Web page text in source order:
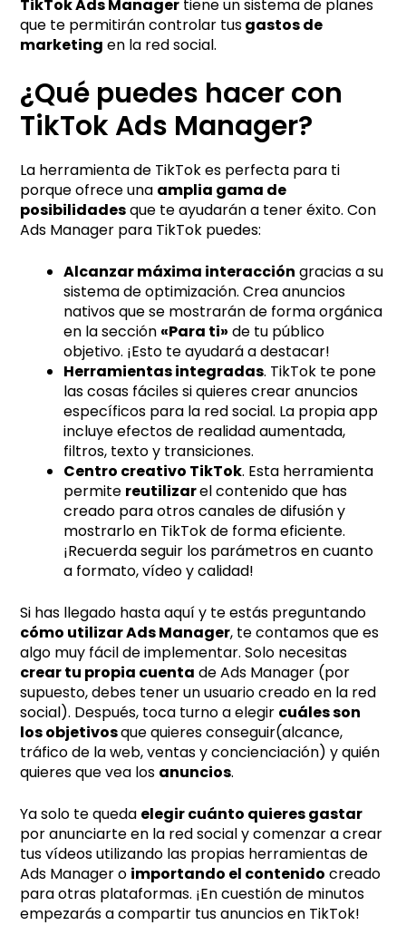
TikTok Ads Manager tiene un sistema de planes
que te permitirán controlar tusgastos de
marketing en la red social.
¿Qué puedes hacer con
TikTok Ads Manager?
La herramienta de TikTok es perfecta para ti
porque ofrece una amplia gama de
posibilidadesque te ayudarán a tener éxito. Con
Ads Manager para TikTok puedes:
Alcanzar máxima interacción gracias a su
sistema de optimización. Crea anuncios
nativos que se mostrarán de forma orgánica
en la sección «Para ti» de tu público
objetivo. ¡Esto te ayudará a destacar!
Herramientas integradas. TikTok te pone
las cosas fáciles si quieres crear anuncios
específicos para la red social. La propia app
incluye efectos de realidad aumentada,
filtros, texto y transiciones.
Centro creativo TikTok. Esta herramienta
permite reutilizarel contenido que has
creado para otros canales de difusión y
mostrarlo en TikTok de forma eficiente.
¡Recuerda seguir los parámetros en cuanto
a formato, vídeo y calidad!
Si has llegado hasta aquí y te estás preguntando
cómo utilizar Ads Manager, te contamos que es
algo muy fácil de implementar. Solo necesitas
crear tu propia cuenta de Ads Manager (por
supuesto, debes tener un usuario creado en la red
social). Después, toca turno a elegir cuáles son
los objetivosque quieres conseguir(alcance,
tráfico de la web, ventas y concienciación) y quién
quieres que vea los anuncios.
Ya solo te queda elegir cuánto quieres gastar
por anunciarte en la red social y comenzar a crear
tus vídeos utilizando las propias herramientas de
Ads Manager o importando el contenido creado
para otras plataformas. ¡En cuestión de minutos
empezarás a compartir tus anuncios en TikTok!